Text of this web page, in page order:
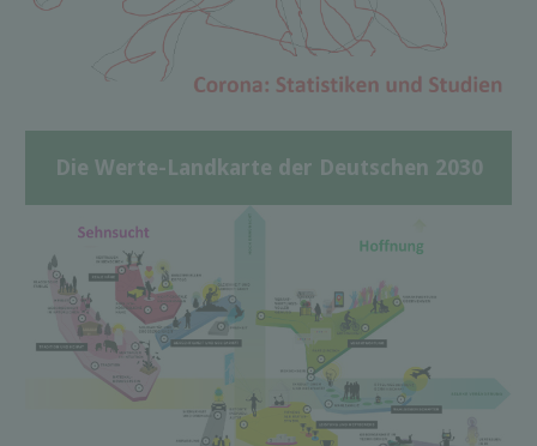
Die Werte-Landkarte der Deutschen 2030